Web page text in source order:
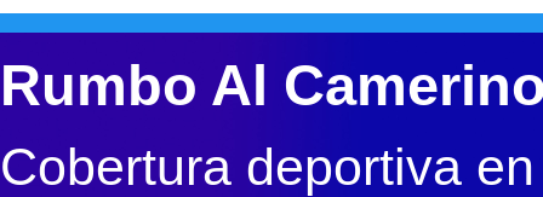
Rumbo Al
Cobertura deportiva